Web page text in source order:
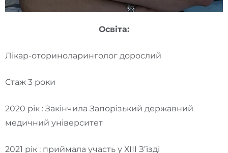
Освіта:
Лікар-оториноларинголог дорослий
Стаж 3 роки
2020 рік : Закінчила Запорізький державний
медичний університет
2021 рік : приймала участь у ХІІI Зʼїзді